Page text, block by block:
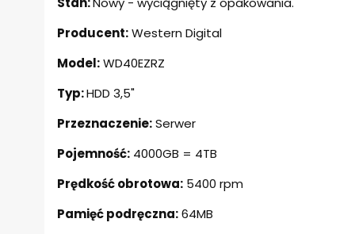
Producent:Western Digital
Model:WD40EZRZ
Typ:HDD 3,5"
Przeznaczenie:Serwer
Pojemność: 4000GB = 4TB
Prędkość obrotowa: 5400 rpm
Pamięć podręczna:64MB